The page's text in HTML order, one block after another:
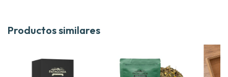
Productos similares